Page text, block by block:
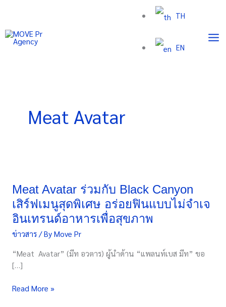
content
TH
EN
Meat Avatar
Meat Avatar ร่วมกับ Black Canyon
เสิร์ฟเมนูสุดพิเศษ อร่อยฟินแบบไม่จำเจ
อินเทรนด์อาหารเพื่อสุขภาพ
ข่าวสาร/ ByMove Pr
“Meat Avatar” (มีท อวตาร) ผู้นำด้าน “แพลนท์เบส มีท” ขอ
[…]
ร่วม
กับ
Black
Canyon
เสิร์ฟ
สุด
พิเศษ
ฟิน
Read More »